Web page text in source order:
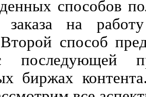
способов
заказа на
способ
последующей
биржах